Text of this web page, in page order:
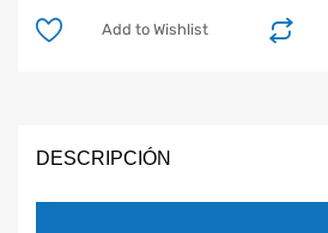
Add to Wishlist
DESCRIPCIÓN